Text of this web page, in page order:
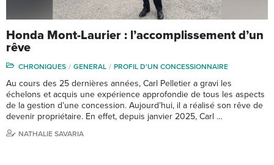
Honda Mont-Laurier : l’accomplissement d’un
rêve
CHRONIQUES GENERAL PROFIL D'UN CONCESSIONNAIRE
Au cours des 25 dernières années, Carl Pelletier a gravi les
échelons et acquis une expérience approfondie de tous les aspects
de la gestion d’une concession. Aujourd’hui, il a réalisé son rêve de
devenir propriétaire. En effet, depuis janvier 2025, Carl …
NATHALIE SAVARIA